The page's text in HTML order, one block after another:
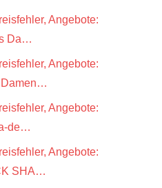
Angebote:
Da…
Angebote:
Damen…
Angebote:
de…
Angebote:
SHA…